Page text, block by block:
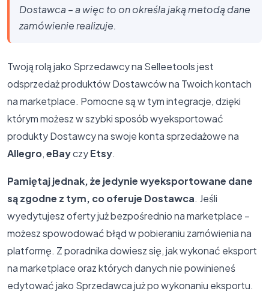
Dostawca – a więc to on określa jaką metodą dane
zamówienie realizuje.
Twoją rolą jako Sprzedawcy na Selleetools jest
odsprzedaż produktów Dostawców na Twoich kontach
na marketplace. Pomocne są w tym integracje, dzięki
którym możesz w szybki sposób wyeksportować
produkty Dostawcy na swoje konta sprzedażowe na
Allegro,eBayczyEtsy.
Pamiętaj jednak, że jedynie wyeksportowane dane
są zgodne z tym, co oferuje Dostawca. Jeśli
wyedytujesz oferty już bezpośrednio na marketplace –
możesz spowodować błąd w pobieraniu zamówienia na
platformę. Z poradnika dowiesz się, jak wykonać eksport
na marketplace oraz których danych nie powinieneś
edytować jako Sprzedawca już po wykonaniu eksportu.